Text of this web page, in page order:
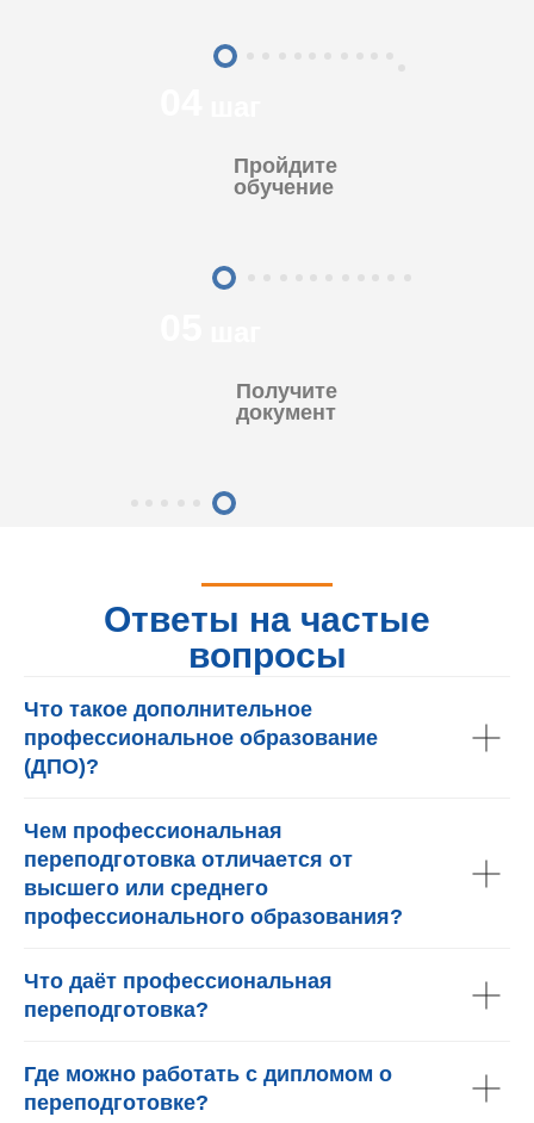
Пройдите
обучение
Получите
документ
Ответы на частые
вопросы
Что такое дополнительное
профессиональное образование
(ДПО)?
Чем профессиональная
переподготовка отличается от
высшего или среднего
профессионального образования?
Что даёт профессиональная
переподготовка?
Где можно работать с дипломом о
переподготовке?